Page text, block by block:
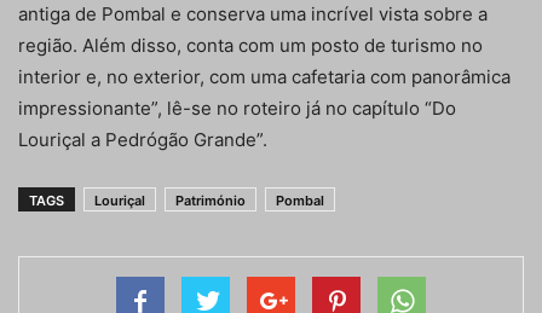
antiga de Pombal e conserva uma incrível vista sobre a
região. Além disso, conta com um posto de turismo no
interior e, no exterior, com uma cafetaria com panorâmica
impressionante”, lê-se no roteiro já no capítulo “Do
Louriçal a Pedrógão Grande”.
TAGS Louriçal Património Pombal